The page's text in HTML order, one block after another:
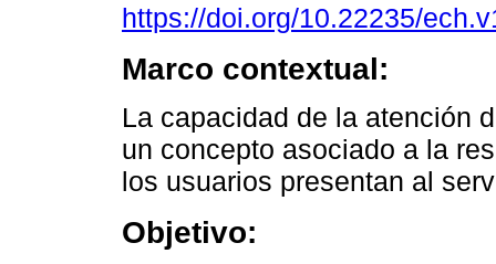
https://doi.org/10.22235/
Marco contextual:
La capacidad de la atención
un concepto asociado a la
los usuarios presentan al
Objetivo: